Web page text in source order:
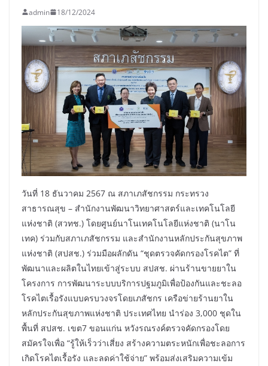
admin 18/12/2024
วันที่ 18 ธันวาคม 2567 ณ สภาเภสัชกรรม กระทรวง
สาธารณสุข – สำนักงานพัฒนาวิทยาศาสตร์และเทคโนโลยี
แห่งชาติ (สวทช.) โดยศูนย์นาโนเทคโนโลยีแห่งชาติ (นาโน
เทค) ร่วมกับสภาเภสัชกรรม และสำนักงานหลักประกันสุขภาพ
แห่งชาติ (สปสช.) ร่วมมือผลักดัน “ชุดตรวจคัดกรองโรคไต” ที่
พัฒนาและผลิตในไทยเข้าสู่ระบบ สปสช. ผ่านร้านขายยาใน
โครงการ การพัฒนาระบบบริการปฐมภูมิเพื่อป้องกันและชะลอ
โรคไตเรื้อรังแบบครบวงจรโดยเภสัชกร เครือข่ายร้านยาใน
หลักประกันสุขภาพแห่งชาติ ประเทศไทย นำร่อง 3,000 ชุดใน
พื้นที่ สปสช. เขต7 ขอนแก่น หวังรณรงค์ตรวจคัดกรองโดย
สมัครใจเพื่อ “รู้ให้เร็วว่าเสี่ยง สร้างความตระหนักเพื่อชะลอการ
เกิดโรคไตเรื้อรัง และลดค่าใช้จ่าย” พร้อมส่งเสริมความเข้ม